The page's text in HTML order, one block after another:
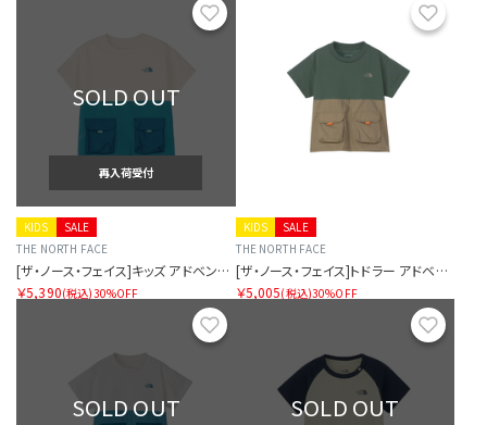
お気に入り
SOLD OUT
再入荷受付
SALE
KIDS
THE NORTH FACE
[ザ・ノース・フェイス]キッズ アドベンチャーティー
￥5,390(税込)30%OFF
SALE
KIDS
THE NORTH FACE
[ザ・ノース・フェイス]トドラー アドベンチャーティー
￥5,005(税込)30%OFF
お気に入り
SOLD OUT SOLD OUT